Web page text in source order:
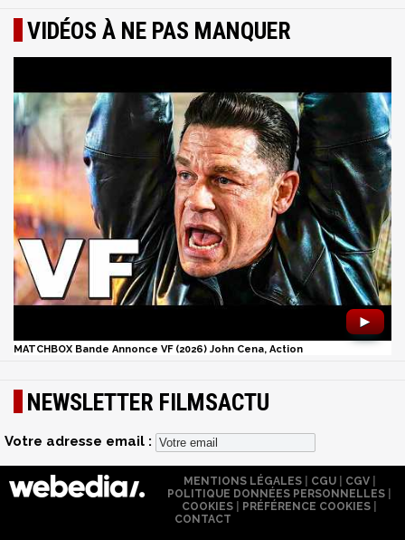
VIDÉOS À NE PAS MANQUER
►
MATCHBOX Bande Annonce VF (2026) John Cena, Action
NEWSLETTER FILMSACTU
Votre adresse email :
MENTIONS LÉGALES| CGU| CGV|
POLITIQUE DONNÉES PERSONNELLES
COOKIES
PRÉFÉRENCE COOKIES
CONTACT